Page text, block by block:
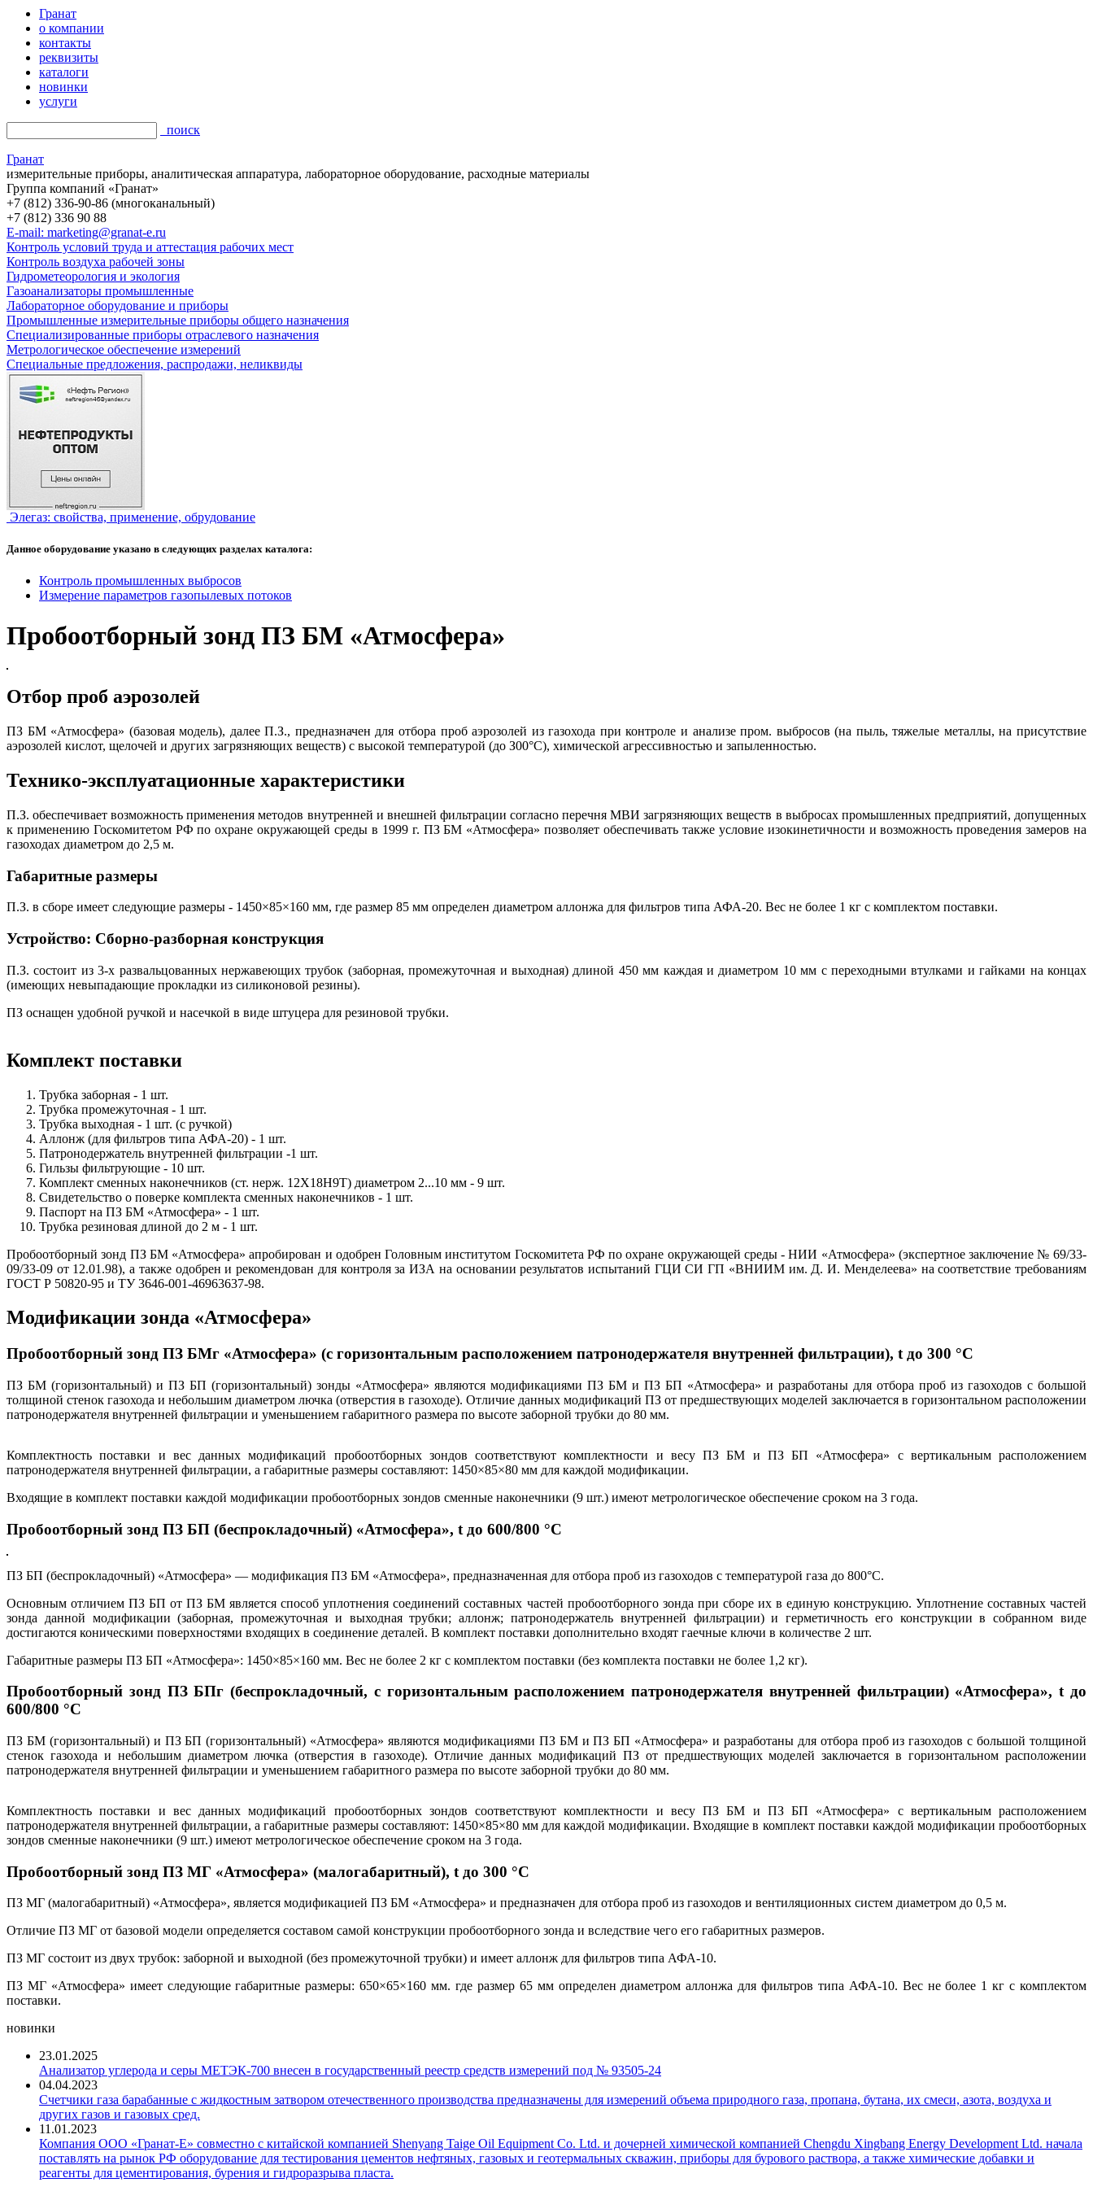
Гранат
о компании
контакты
реквизиты
каталоги
новинки
услуги
поиск
Гранат
измерительные приборы, аналитическая аппаратура, лабораторное оборудование, расходные материалы
Группа компаний «Гранат»
+7 (812) 336-90-86 (многоканальный)
+7 (812) 336 90 88
E-mail: marketing@granat-e.ru
Контроль условий труда и аттестация рабочих мест
Контроль воздуха рабочей зоны
Гидрометеорология и экология
Газоанализаторы промышленные
Лабораторное оборудование и приборы
Промышленные измерительные приборы общего назначения
Специализированные приборы отраслевого назначения
Метрологическое обеспечение измерений
Специальные предложения, распродажи, неликвиды
Элегаз: свойства, применение, обрудование
Данное оборудование указано в следующих разделах каталога:
Контроль промышленных выбросов
Измерение параметров газопылевых потоков
Пробоотборный зонд ПЗ БМ «Атмосфера»
Отбор проб аэрозолей
ПЗ БМ «Атмосфера» (базовая модель), далее П.З., предназначен для отбора проб аэрозолей из газохода при контроле и анализе пром. выбросов (на пыль, тяжелые металлы, на присутствие
аэрозолей кислот, щелочей и других загрязняющих веществ) с высокой температурой (до З00°С), химической агрессивностью и запыленностью.
Технико-эксплуатационные характеристики
П.З. обеспечивает возможность применения методов внутренней и внешней фильтрации согласно перечня МВИ загрязняющих веществ в выбросах промышленных предприятий, допущенных
к применению Госкомитетом РФ по охране окружающей среды в 1999 г. ПЗ БМ «Атмосфера» позволяет обеспечивать также условие изокинетичности и возможность проведения замеров на
газоходах диаметром до 2,5 м.
Габаритные размеры
П.З. в сборе имеет следующие размеры - 1450×85×160 мм, где размер 85 мм определен диаметром аллонжа для фильтров типа АФА-20. Вес не более 1 кг с комплектом поставки.
Устройство: Сборно-разборная конструкция
П.З. состоит из 3-х развальцованных нержавеющих трубок (заборная, промежуточная и выходная) длиной 450 мм каждая и диаметром 10 мм с переходными втулками и гайками на концах
(имеющих невыпадающие прокладки из силиконовой резины).
ПЗ оснащен удобной ручкой и насечкой в виде штуцера для резиновой трубки.
Комплект поставки
Трубка заборная - 1 шт.
Трубка промежуточная - 1 шт.
Трубка выходная - 1 шт. (с ручкой)
Аллонж (для фильтров типа АФА-20) - 1 шт.
Патронодержатель внутренней фильтрации -1 шт.
Гильзы фильтрующие - 10 шт.
Комплект сменных наконечников (ст. нерж. 12Х18Н9Т) диаметром 2...10 мм - 9 шт.
Свидетельство о поверке комплекта сменных наконечников - 1 шт.
Паспорт на ПЗ БМ «Атмосфера» - 1 шт.
Трубка резиновая длиной до 2 м - 1 шт.
Пробоотборный зонд ПЗ БМ «Атмосфера» апробирован и одобрен Головным институтом Госкомитета РФ по охране окружающей среды - НИИ «Атмосфера» (экспертное заключение № 69/33-
09/33-09 от 12.01.98), а также одобрен и рекомендован для контроля за ИЗА на основании результатов испытаний ГЦИ СИ ГП «ВНИИМ им. Д. И. Менделеева» на соответствие требованиям
ГОСТ Р 50820-95 и ТУ 3646-001-46963637-98.
Модификации зонда «Атмосфера»
Пробоотборный зонд ПЗ БМг «Атмосфера» (с горизонтальным расположением патронодержателя внутренней фильтрации), t до 300 °С
ПЗ БМ (горизонтальный) и ПЗ БП (горизонтальный) зонды «Атмосфера» являются модификациями ПЗ БМ и ПЗ БП «Атмосфера» и разработаны для отбора проб из газоходов с большой
толщиной стенок газохода и небольшим диаметром лючка (отверстия в газоходе). Отличие данных модификаций ПЗ от предшествующих моделей заключается в горизонтальном расположении
патронодержателя внутренней фильтрации и уменьшением габаритного размера по высоте заборной трубки до 80 мм.
Комплектность поставки и вес данных модификаций пробоотборных зондов соответствуют комплектности и весу ПЗ БМ и ПЗ БП «Атмосфера» с вертикальным расположением
патронодержателя внутренней фильтрации, а габаритные размеры составляют: 1450×85×80 мм для каждой модификации.
Входящие в комплект поставки каждой модификации пробоотборных зондов сменные наконечники (9 шт.) имеют метрологическое обеспечение сроком на 3 года.
Пробоотборный зонд ПЗ БП (беспрокладочный) «Атмосфера», t до 600/800 °С
ПЗ БП (беспрокладочный) «Атмосфера» — модификация ПЗ БМ «Атмосфера», предназначенная для отбора проб из газоходов с температурой газа до 800°С.
Основным отличием ПЗ БП от ПЗ БМ является способ уплотнения соединений составных частей пробоотборного зонда при сборе их в единую конструкцию. Уплотнение составных частей
зонда данной модификации (заборная, промежуточная и выходная трубки; аллонж; патронодержатель внутренней фильтрации) и герметичность его конструкции в собранном виде
достигаются коническими поверхностями входящих в соединение деталей. В комплект поставки дополнительно входят гаечные ключи в количестве 2 шт.
Габаритные размеры ПЗ БП «Атмосфера»: 1450×85×160 мм. Вес не более 2 кг с комплектом поставки (без комплекта поставки не более 1,2 кг).
Пробоотборный зонд ПЗ БПг (беспрокладочный, с горизонтальным расположением патронодержателя внутренней фильтрации) «Атмосфера», t до
600/800 °С
ПЗ БМ (горизонтальный) и ПЗ БП (горизонтальный) «Атмосфера» являются модификациями ПЗ БМ и ПЗ БП «Атмосфера» и разработаны для отбора проб из газоходов с большой толщиной
стенок газохода и небольшим диаметром лючка (отверстия в газоходе). Отличие данных модификаций ПЗ от предшествующих моделей заключается в горизонтальном расположении
патронодержателя внутренней фильтрации и уменьшением габаритного размера по высоте заборной трубки до 80 мм.
Комплектность поставки и вес данных модификаций пробоотборных зондов соответствуют комплектности и весу ПЗ БМ и ПЗ БП «Атмосфера» с вертикальным расположением
патронодержателя внутренней фильтрации, а габаритные размеры составляют: 1450×85×80 мм для каждой модификации. Входящие в комплект поставки каждой модификации пробоотборных
зондов сменные наконечники (9 шт.) имеют метрологическое обеспечение сроком на 3 года.
Пробоотборный зонд ПЗ МГ «Атмосфера» (малогабаритный), t до 300 °С
ПЗ МГ (малогабаритный) «Атмосфера», является модификацией ПЗ БМ «Атмосфера» и предназначен для отбора проб из газоходов и вентиляционных систем диаметром до 0,5 м.
Отличие ПЗ МГ от базовой модели определяется составом самой конструкции пробоотборного зонда и вследствие чего его габаритных размеров.
ПЗ МГ состоит из двух трубок: заборной и выходной (без промежуточной трубки) и имеет аллонж для фильтров типа АФА-10.
ПЗ МГ «Атмосфера» имеет следующие габаритные размеры: 650×65×160 мм. где размер 65 мм определен диаметром аллонжа для фильтров типа АФА-10. Вес не более 1 кг с комплектом
поставки.
новинки
23.01.2025
Анализатор углерода и серы МЕТЭК-700 внесен в государственный реестр средств измерений под № 93505-24
04.04.2023
Счетчики газа барабанные с жидкостным затвором отечественного производства предназначены для измерений объема природного газа, пропана, бутана, их смеси, азота, воздуха и
других газов и газовых сред.
11.01.2023
Компания ООО «Гранат-Е» совместно с китайской компанией Shenyang Taige Oil Equipment Co. Ltd. и дочерней химической компанией Chengdu Xingbang Energy Development Ltd. начала
поставлять на рынок РФ оборудование для тестирования цементов нефтяных, газовых и геотермальных скважин, приборы для бурового раствора, а также химические добавки и
реагенты для цементирования, бурения и гидроразрыва пласта.